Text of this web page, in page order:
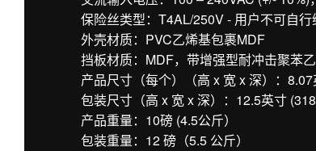
保险丝类型：T4AL/250V - 用户不可自行
外壳材质：PVC乙烯基包裹MDF
挡板材质：MDF，带增强型耐冲击聚苯
产品尺寸（每个）（高 x 宽 x 深）：
包装尺寸（高 x 宽 x 深）：12.5英寸
产品重量：10磅 (4.5公斤）
包装重量：12 磅（5.5 公斤）